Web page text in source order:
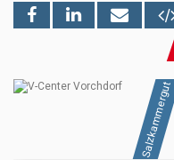
Salzkammergut